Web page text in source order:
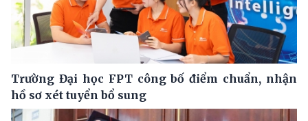
Trường Đại học FPT công bố điểm chuẩn, nhận
hồ sơ xét tuyển bổ sung